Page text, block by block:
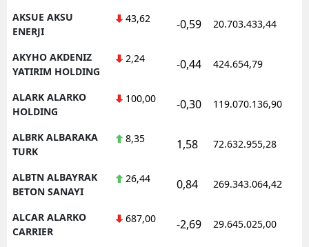
AKSUE AKSU
ENERJI
43,62 -0,59 20.703.433,44
AKYHO AKDENIZ
YATIRIM HOLDING
2,24 -0,44 424.654,79
ALARK ALARKO
HOLDING
100,00 -0,30 119.070.136,90
ALBRK ALBARAKA
TURK
8,35 1,58 72.632.955,28
ALBTN ALBAYRAK
BETON SANAYI
26,44 0,84 269.343.064,42
ALCAR ALARKO
CARRIER
687,00 -2,69 29.645.025,00